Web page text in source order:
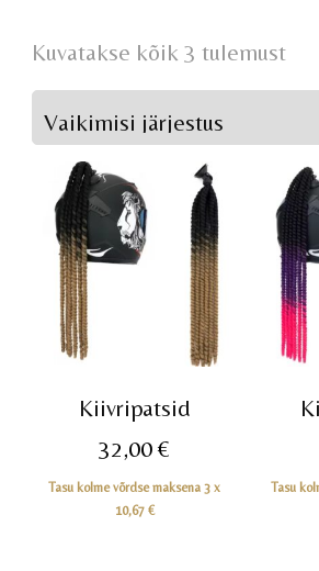
Kuvatakse kõik 3 tulemust
Kiivripatsid
32,00€
Tasu kolme võrdse maksena 3 x
10,67 €
Tasu